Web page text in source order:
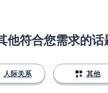
他符合您需求的话
人际关系 其他